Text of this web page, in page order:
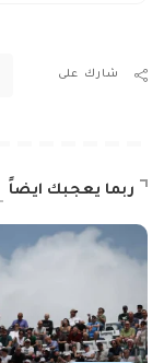
شارك على
ربما يعجبك ايضاً